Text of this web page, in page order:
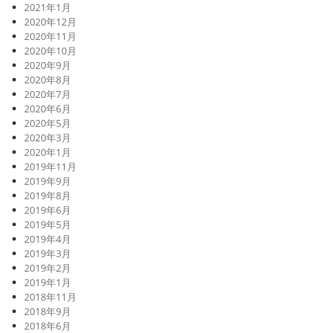
2021年1月
2020年12月
2020年11月
2020年10月
2020年9月
2020年8月
2020年7月
2020年6月
2020年5月
2020年3月
2020年1月
2019年11月
2019年9月
2019年8月
2019年6月
2019年5月
2019年4月
2019年3月
2019年2月
2019年1月
2018年11月
2018年9月
2018年6月